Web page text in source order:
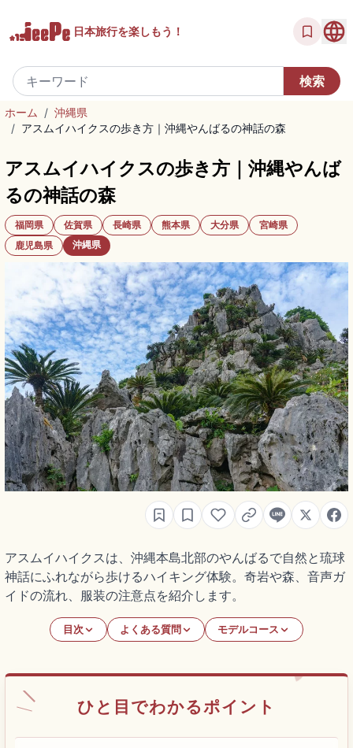
日本旅行を楽しもう！
ホーム / 沖縄県
/ アスムイハイクスの歩き方｜沖縄やんばるの神話の森
アスムイハイクスの歩き方｜沖縄やんば
るの神話の森
福岡県 佐賀県 長崎県 熊本県 大分県
宮崎県
鹿児島県
沖縄県
アスムイハイクスは、沖縄本島北部のやんばるで自然と琉球
神話にふれながら歩けるハイキング体験。奇岩や森、音声ガ
イドの流れ、服装の注意点を紹介します。
目次 よくある質問 モデルコース
ひと目でわかるポイント